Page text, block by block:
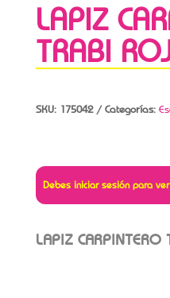
LAPIZ
TRABI
SKU: 175042 Categorías:
Debes iniciar sesión para
LAPIZ